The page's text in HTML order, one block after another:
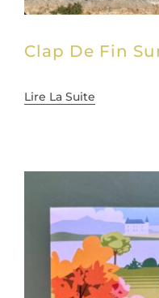
Clap De Fin
Lire La Suite